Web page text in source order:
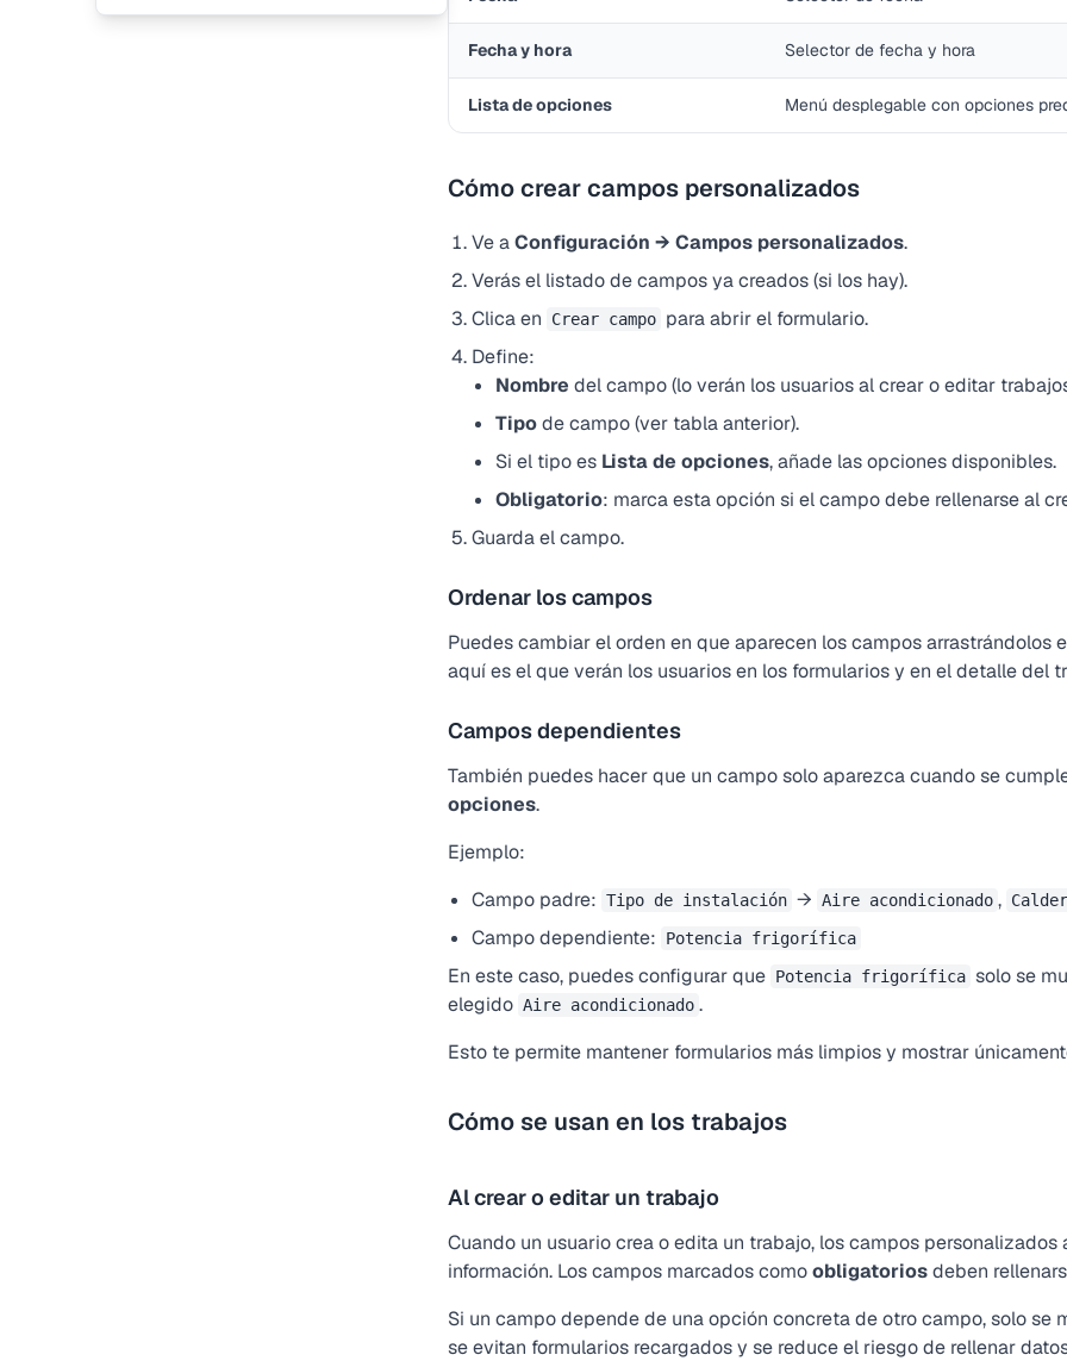
Fecha y hora Selector de fecha y hora
Lista de opciones Menú desplegable con opciones
Cómo crear campos personalizados
Ve aConfiguración → Campos personalizados.
Verás el listado de campos ya creados (si los hay).
Clica en
Crear campo para abrir el formulario.
Define:
Nombre del campo (lo verán los usuarios al crear o editar
Tipode campo (ver tabla anterior).
Si el tipo es Lista de opciones, añade las opciones disponibles.
Obligatorio: marca esta opción si el campo debe rellenarse al
Guarda el campo.
Ordenar los campos
Puedes cambiar el orden en que aparecen los campos
aquí es el que verán los usuarios en los formularios y en el detalle del
Campos dependientes
También puedes hacer que un campo solo aparezca cuando se
opciones.
Ejemplo:
Campo padre: Tipo de instalación → Aire acondicionado ,
Campo dependiente: Potencia frigorífica
En este caso, puedes configurar que Potencia frigorífica solo se
elegido Aire acondicionado .
Esto te permite mantener formularios más limpios y mostrar
Cómo se usan en los trabajos
Al crear o editar un trabajo
Cuando un usuario crea o edita un trabajo, los campos
información. Los campos marcados comoobligatoriosdeben
Si un campo depende de una opción concreta de otro campo, solo se
se evitan formularios recargados y se reduce el riesgo de rellenar